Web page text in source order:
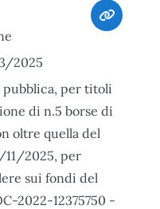
2025
pubblica, per titoli
di n.5 borse di
oltre quella del
11/2025, per
sui fondi del
2022-12375750 -